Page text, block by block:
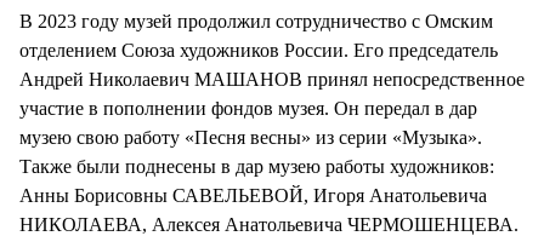
В 2023 году музей продолжил сотрудничество с Омским
отделением Союза художников России. Его председатель
Андрей Николаевич МАШАНОВ принял непосредственное
участие в пополнении фондов музея. Он передал в дар
музею свою работу «Песня весны» из серии «Музыка».
Также были поднесены в дар музею работы художников:
Анны Борисовны САВЕЛЬЕВОЙ, Игоря Анатольевича
НИКОЛАЕВА, Алексея Анатольевича ЧЕРМОШЕНЦЕВА.